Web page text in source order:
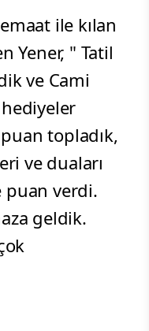
ile kılan
Yener, " Tatil
ve Cami
puan topladık,
ve duaları
puan verdi.
geldik.